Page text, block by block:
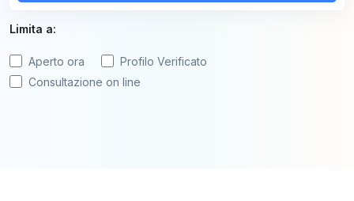
Limita a:
Aperto ora
Profilo Verificato
Consultazione on line